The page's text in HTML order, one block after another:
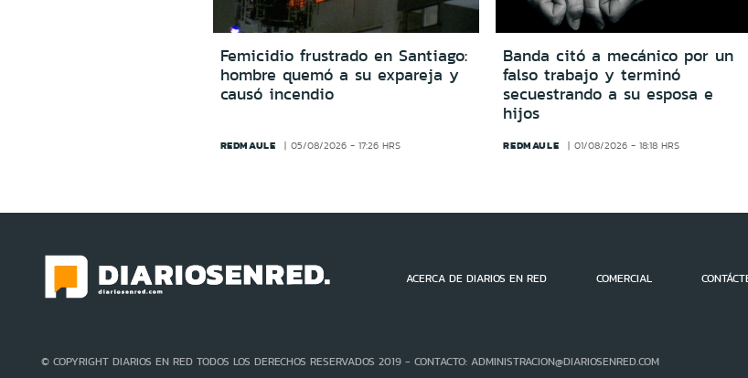
Femicidio frustrado en Santiago:
hombre quemó a su expareja y
causó incendio
REDMAULE 05/08/2026 - 17:26 HRS
Banda citó a mecánico por un
falso trabajo y terminó
secuestrando a su esposa e
hijos
REDMAULE 01/08/2026 - 18:18 HRS
ACERCA DE DIARIOS EN RED COMERCIAL
© COPYRIGHT DIARIOS EN RED TODOS LOS DERECHOS RESERVADOS 2019 - CONTACTO: ADMINISTRACION@DIARIOSENRED.COM